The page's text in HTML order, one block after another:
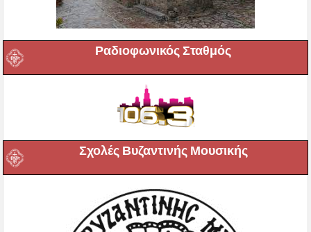
Ραδιοφωνικός Σταθμός
Σχολές Βυζαντινής Μουσικής